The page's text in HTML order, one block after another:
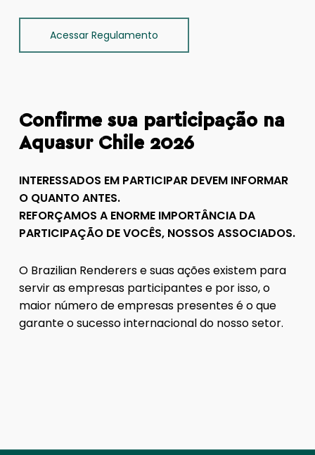
Acessar Regulamento
Confirme sua participação na
Aquasur Chile 2026
INTERESSADOS EM PARTICIPAR DEVEM INFORMAR
O QUANTO ANTES.
REFORÇAMOS A ENORME IMPORTÂNCIA DA
PARTICIPAÇÃO DE VOCÊS, NOSSOS ASSOCIADOS.
O Brazilian Renderers e suas ações existem para
servir as empresas participantes e por isso, o
maior número de empresas presentes é o que
garante o sucesso internacional do nosso setor.